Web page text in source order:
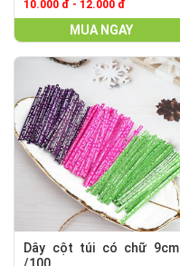
10.000 đ - 12.000 đ
MUA NGAY
Dây cột túi có chữ 9cm